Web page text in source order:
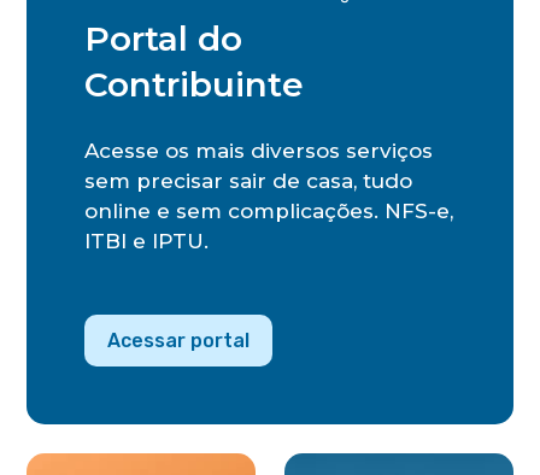
Portal do
Contribuinte
Acesse os mais diversos serviços
sem precisar sair de casa, tudo
online e sem complicações. NFS-e,
ITBI e IPTU.
Acessar portal